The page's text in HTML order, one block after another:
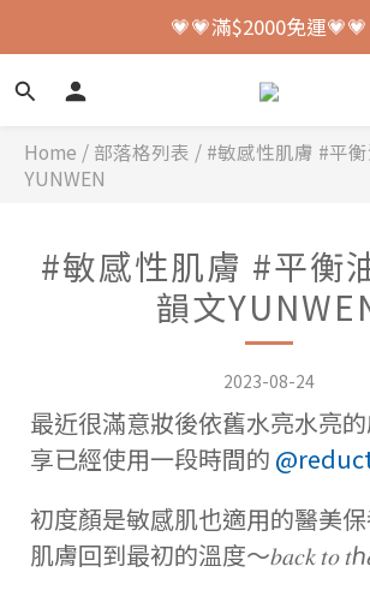
💗💗加入會員送150元購物
💗💗滿$2000免運💗💗
💗💗加入會員送150元購物
Home / 部落格列表 / #敏感性肌膚 #平
YUNWEN
#敏感性肌膚 #平衡
韻文
2023-08-24
最近很滿意妝後依舊水亮水亮
享已經使用一段時間的
初度顏是敏感肌也適用的醫美
肌膚回到最初的溫度～𝑏𝑎𝑐𝑘 𝑡𝑜 𝑡ℎ𝑒